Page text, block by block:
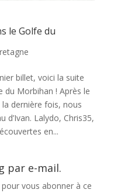
le Golfe du
billet, voici la suite
du Morbihan ! Après le
dernière fois, nous
d’Ivan. Lalydo, Chris35,
en...
par e-mail.
vous abonner à ce